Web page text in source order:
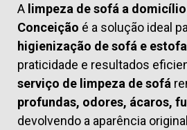
A limpeza de sofá a
Conceição é a solução ideal
higienização de sofá e
praticidade e resultados
serviço de limpeza de sofá
profundas, odores, ácaros,
devolvendo a aparência